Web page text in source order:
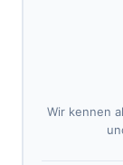
Wir kennen